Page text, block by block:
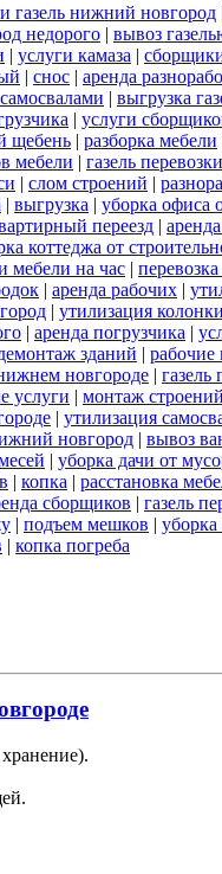
газель нижний новгород
недорого | вывоз
| услуги камаза |
| снос | аренда
| выгрузка
| услуги
щебень | разборка мебели
мебели | газель
| слом строений |
| выгрузка | уборка офиса
переезд |
коттеджа от
мебели на час |
| аренда рабочих |
| утилизация колонки
| аренда погрузчика |
зданий | рабочие
новгороде |
услуги | монтаж строений
| утилизация
новгород | вывоз
| уборка дачи от
| копка | расстановка
сборщиков | газель
| подъем мешков | уборка
| копка погреба